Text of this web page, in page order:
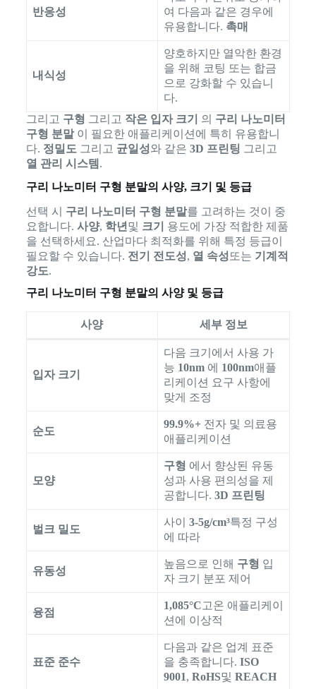
반응성
여 다음과 같은 경우에
유용합니다. 촉매
내식성
양호하지만 열악한 환경
을 위해 코팅 또는 합금
으로 강화할 수 있습니
다.
그리고 구형 그리고 작은 입자 크기 의 구리 나노미터
구형 분말이 필요한 애플리케이션에 특히 유용합니
다. 정밀도 그리고 균일성와 같은 3D 프린팅 그리고
열 관리 시스템 .
구리 나노미터 구형 분말의 사양, 크기 및 등급
선택 시 구리 나노미터 구형 분말를 고려하는 것이 중
요합니다. 사양, 학년 및 크기
용도에 가장 적합한 제품
을 선택하세요. 산업마다 최적화를 위해 특정 등급이
필요할 수 있습니다. 전기 전도성, 열 속성 또는 기계적
강도.
구리 나노미터 구형 분말의 사양 및 등급
사양 세부 정보
입자 크기
다음 크기에서 사용 가
능 10nm에 100nm애플
리케이션 요구 사항에
맞게 조정
순도
99.9%+전자 및 의료용
애플리케이션
모양
구형 에서 향상된 유동
성과 사용 편의성을 제
공합니다. 3D 프린팅
벌크 밀도
사이 3-5g/cm³특정 구성
에 따라
유동성
높음으로 인해 구형 입
자 크기 분포 제어
융점
1,085°C고온 애플리케이
션에 이상적
표준 준수
다음과 같은 업계 표준
을 충족합니다. ISO
9001, RoHS및 REACH